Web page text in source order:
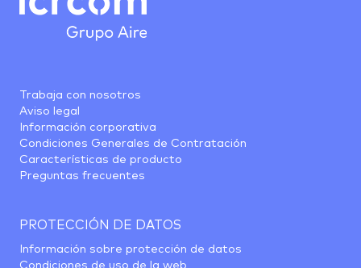
Trabaja con nosotros
Aviso legal
Información corporativa
Condiciones Generales de Contratación
Características de producto
Preguntas frecuentes
PROTECCIÓN DE DATOS
Información sobre protección de datos
Condiciones de uso de la web